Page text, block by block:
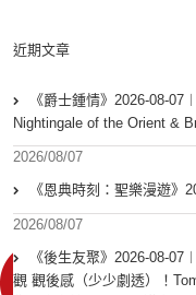
近期文章
《爵士鍾情》2026-08-
Nightingale of the Orient &
2026/08/07
《恩典時刻：聖樂漫遊》
2026/08/07
《後生友聚》2026-08-
觀 觀後感（少少劇透）！